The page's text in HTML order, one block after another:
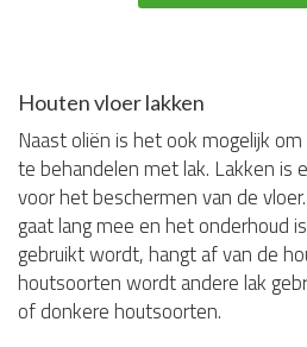
Houten vloer lakken
Naast oliën is het ook mogelijk
te behandelen met lak. Lakken is
voor het beschermen van de
gaat lang mee en het onderhoud
gebruikt wordt, hangt af van de
houtsoorten wordt andere lak
of donkere houtsoorten.